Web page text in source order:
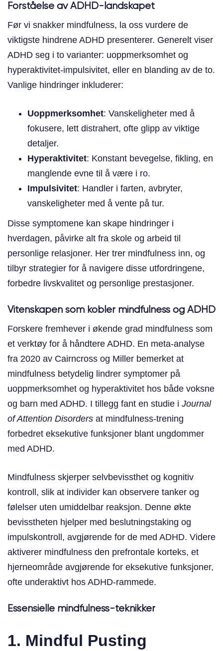
Forståelse av ADHD-landskapet
Før vi snakker mindfulness, la oss vurdere de
viktigste hindrene ADHD presenterer. Generelt viser
ADHD seg i to varianter: uoppmerksomhet og
hyperaktivitet-impulsivitet, eller en blanding av de to.
Vanlige hindringer inkluderer:
Uoppmerksomhet: Vanskeligheter med å
fokusere, lett distrahert, ofte glipp av viktige
detaljer.
Hyperaktivitet: Konstant bevegelse, fikling, en
manglende evne til å være i ro.
Impulsivitet: Handler i farten, avbryter,
vanskeligheter med å vente på tur.
Disse symptomene kan skape hindringer i
hverdagen, påvirke alt fra skole og arbeid til
personlige relasjoner. Her trer mindfulness inn, og
tilbyr strategier for å navigere disse utfordringene,
forbedre livskvalitet og personlige prestasjoner.
Vitenskapen som kobler mindfulness og ADHD
Forskere fremhever i økende grad mindfulness som
et verktøy for å håndtere ADHD. En meta-analyse
fra 2020 av Cairncross og Miller bemerket at
mindfulness betydelig lindrer symptomer på
uoppmerksomhet og hyperaktivitet hos både voksne
og barn med ADHD. I tillegg fant en studie i Journal
of Attention Disorders at mindfulness-trening
forbedret eksekutive funksjoner blant ungdommer
med ADHD.
Mindfulness skjerper selvbevissthet og kognitiv
kontroll, slik at individer kan observere tanker og
følelser uten umiddelbar reaksjon. Denne økte
bevisstheten hjelper med beslutningstaking og
impulskontroll, avgjørende for de med ADHD. Videre
aktiverer mindfulness den prefrontale korteks, et
hjerneområde avgjørende for eksekutive funksjoner,
ofte underaktivt hos ADHD-rammede.
Essensielle mindfulness-teknikker
1. Mindful Pusting